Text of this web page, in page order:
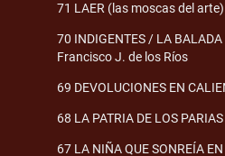
71 LAER (las moscas del
70 INDIGENTES / LA
Francisco J. de los Ríos
69 DEVOLUCIONES EN
68 LA PATRIA DE LOS
67 LA NIÑA QUE SONREÍA